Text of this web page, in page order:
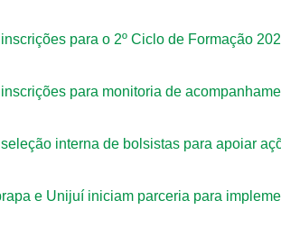
para o 2º Ciclo de Formação
para monitoria de
interna de bolsistas para apoiar
e Unijuí iniciam parceria para